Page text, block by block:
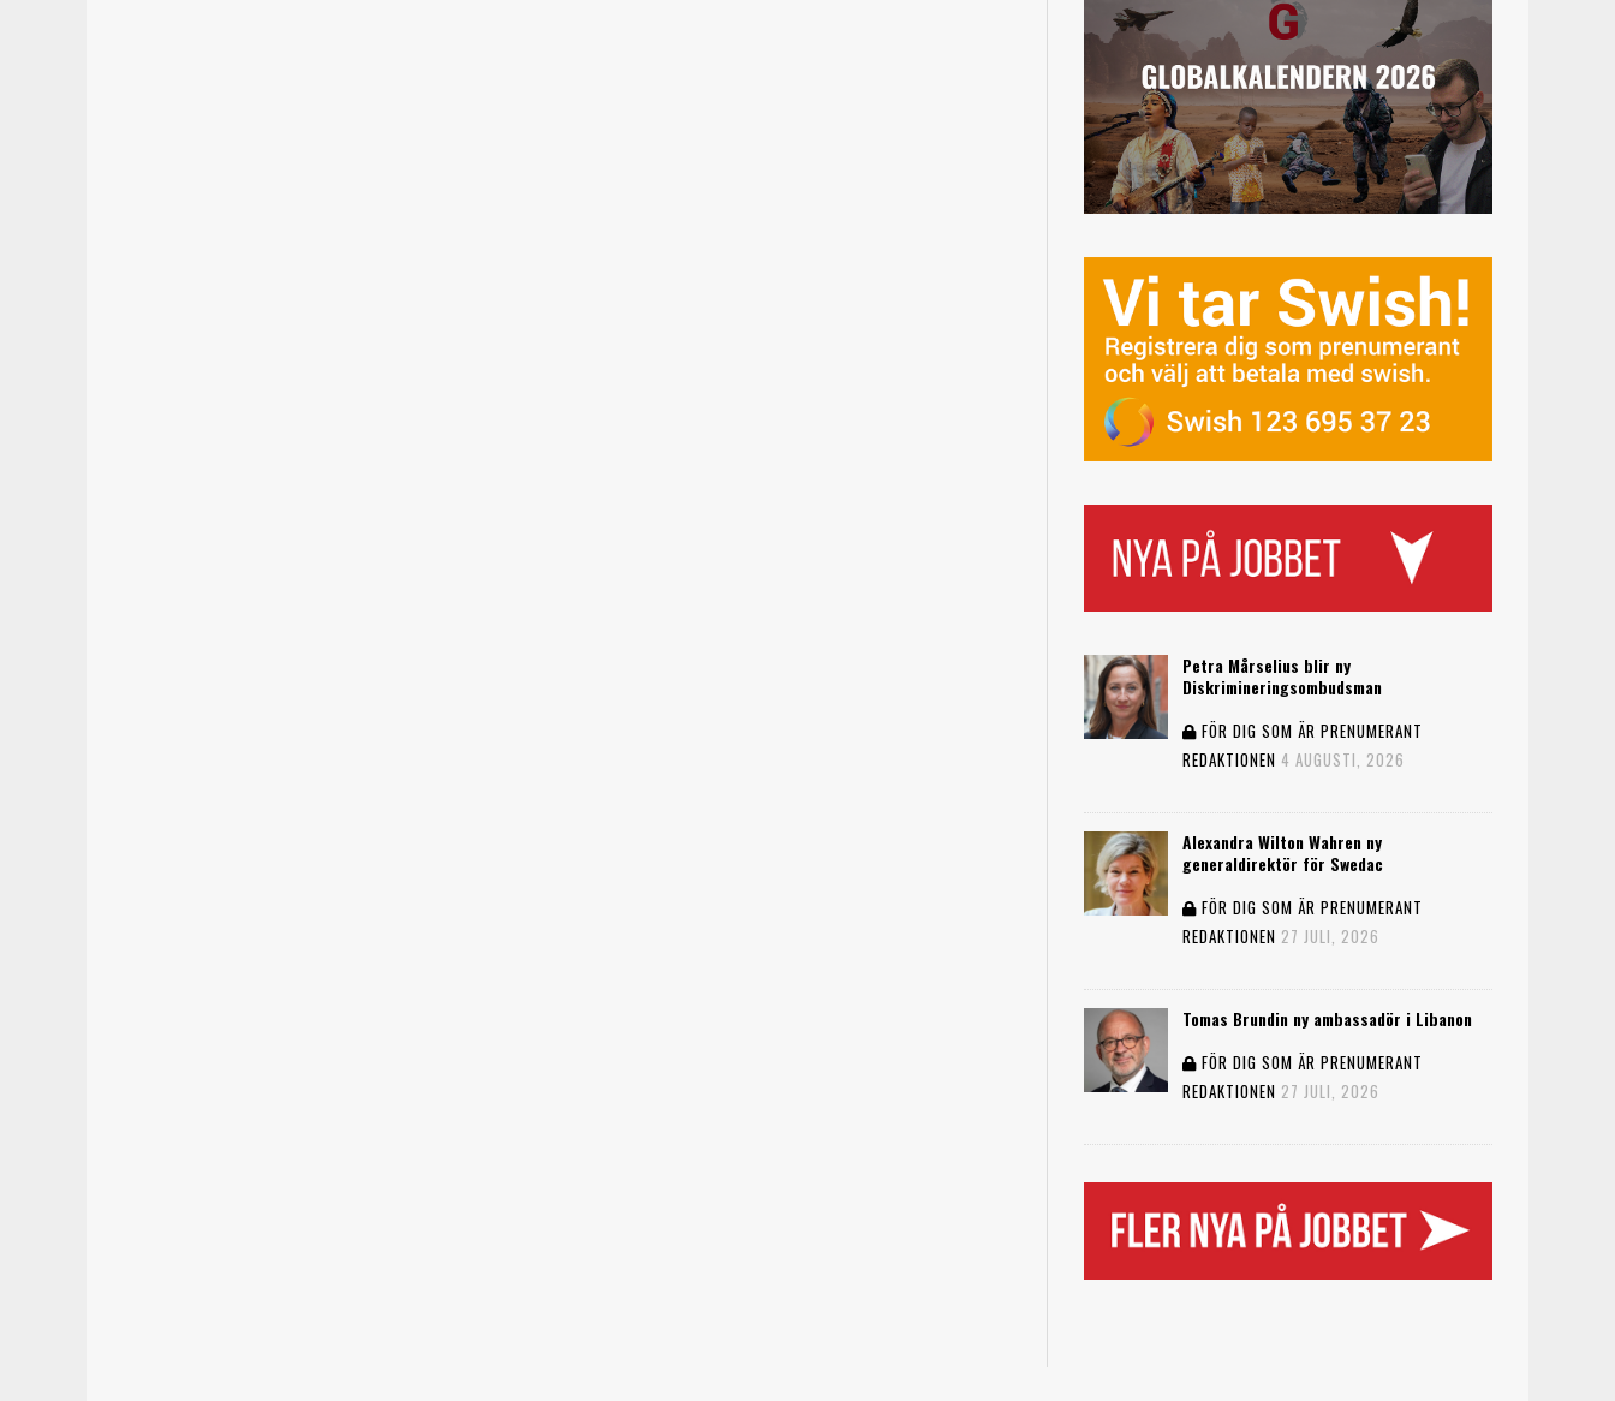
Petra Mårselius blir ny
Diskrimineringsombudsman
FÖR DIG SOM ÄR PRENUMERANT
REDAKTIONEN 4 AUGUSTI, 2026
Alexandra Wilton Wahren ny
generaldirektör för Swedac
FÖR DIG SOM ÄR PRENUMERANT
REDAKTIONEN 27 JULI, 2026
Tomas Brundin ny ambassadör i Libanon
FÖR DIG SOM ÄR PRENUMERANT
REDAKTIONEN 27 JULI, 2026